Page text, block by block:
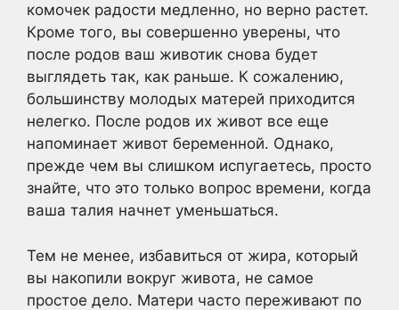
комочек радости медленно, но верно растет.
Кроме того, вы совершенно уверены, что
после родов ваш животик снова будет
выглядеть так, как раньше. К сожалению,
большинству молодых матерей приходится
нелегко. После родов их живот все еще
напоминает живот беременной. Однако,
прежде чем вы слишком испугаетесь, просто
знайте, что это только вопрос времени, когда
ваша талия начнет уменьшаться.
Тем не менее, избавиться от жира, который
вы накопили вокруг живота, не самое
простое дело. Матери часто переживают по